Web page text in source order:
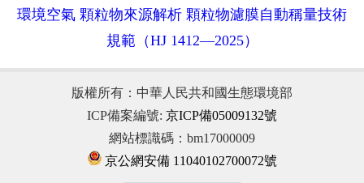
環境空氣 顆粒物來源解析 顆粒物濾膜自動稱量技術
規範（HJ 1412—2025）
版權所有：中華人民共和國生態環境部
ICP備案編號: 京ICP備05009132號
網站標識碼：bm17000009
京公網安備 11040102700072號